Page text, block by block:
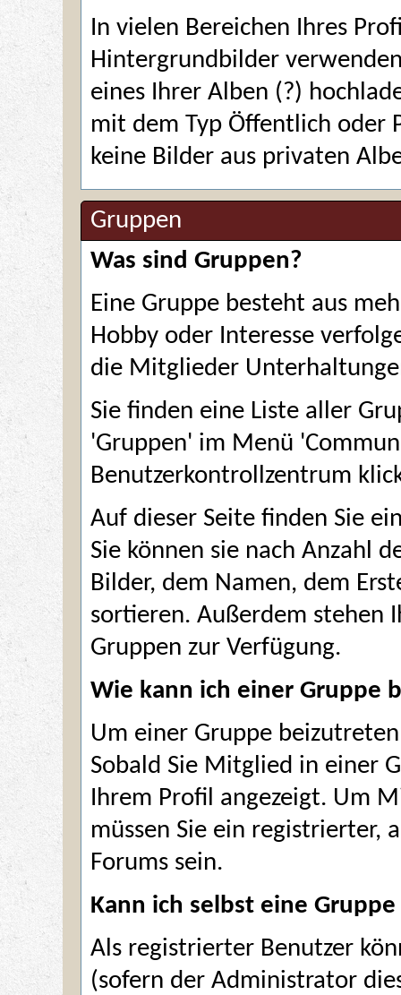
In vielen Bereichen Ihres
Hintergrundbilder
eines Ihrer Alben (?)
mit dem Typ Öffentlich oder
keine Bilder aus privaten
Gruppen
Was sind Gruppen?
Eine Gruppe besteht aus
Hobby oder Interesse
die Mitglieder
Sie finden eine Liste aller
'Gruppen' im Menü
Benutzerkontrollzentrum
Auf dieser Seite finden Sie
Sie können sie nach Anzahl
Bilder, dem Namen, dem
sortieren. Außerdem stehen
Gruppen zur Verfügung.
Wie kann ich einer Gruppe
Um einer Gruppe
Sobald Sie Mitglied in einer
Ihrem Profil angezeigt. Um
müssen Sie ein registrierter,
Forums sein.
Kann ich selbst eine
Als registrierter Benutzer
(sofern der Administrator